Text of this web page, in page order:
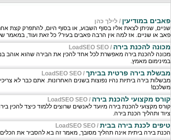
פאבים במודיעין /לילך כהן
שניים, שניתן לצאת אליו בסוף השבוע, או בסוף היום, להתפרק קצת
פאב או שניים. אז למה אין הרבה פאבים בעיר? כל זאת ועוד, במאמר
מכונה להכנת בירה /
LoadSEO SEO
מכונה להכנת בירה מאפשרת לכל אחד להכין את הבירה שהוא אוהב
במינימום מאמץ.
מבשלת בירה פרטית בביתך /
LoadSEO SEO
מבשלות בירה ביתיות נהיו נפוצות בשנים האחרונות. אתם כבר לא
משלכם!
קורס מקצועי להכנת בירה /
LoadSEO SEO
קורס מקצועי להכנת בירה מיועד לאנשים שרוצים ללמוד כיצד להכין
ציוד ותהליך הכנת בירה.
טיפים לכנת בירה בבית /
LoadSEO SEO
הכנת בירה ביתית אינה תהליך מסובך, מאמר זה בא להסביר את